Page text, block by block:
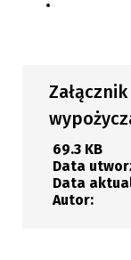
69.3 KB
Data
Data
Autor: